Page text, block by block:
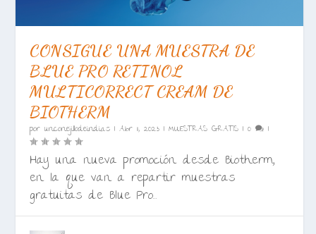
CONSIGUE UNA MUESTRA DE
BLUE PRO RETINOL
MULTICORRECT CREAM DE
BIOTHERM
porunconejillodeindias |Abr 11, 2023 |MUESTRAS GRATIS |0 |
Hay una nueva promoción desde Biotherm,
en la que van a repartir muestras
gratuitas de Blue Pro...